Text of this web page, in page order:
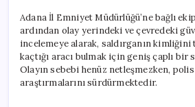
Adana İl Emniyet Müdürlüğü’ne bağlı
ardından olay yerindeki ve çevredeki
incelemeye alarak, saldırganın
kaçtığı aracı bulmak için geniş çaplı bir
Olayın sebebi henüz netleşmezken,
araştırmalarını sürdürmektedir.